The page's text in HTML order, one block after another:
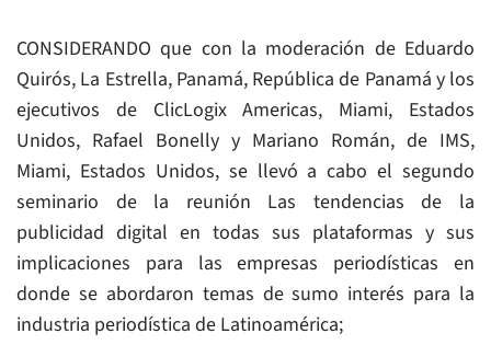
CONSIDERANDO que con la moderación de Eduardo
Quirós, La Estrella, Panamá, República de Panamá y los
ejecutivos de ClicLogix Americas, Miami, Estados
Unidos, Rafael Bonelly y Mariano Román, de IMS,
Miami, Estados Unidos, se llevó a cabo el segundo
seminario de la reunión Las tendencias de la
publicidad digital en todas sus plataformas y sus
implicaciones para las empresas periodísticas en
donde se abordaron temas de sumo interés para la
industria periodística de Latinoamérica;